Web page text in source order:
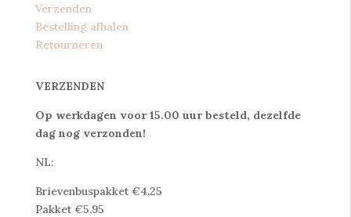
Verzenden
Bestelling afhalen
Retourneren
VERZENDEN
Op werkdagen voor 15.00 uur besteld, dezelfde
dag nog verzonden!
NL:
Brievenbuspakket €4,25
Pakket €5,95